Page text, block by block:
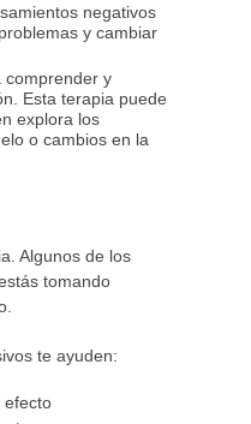
negativos
y cambiar
comprender y
Esta terapia puede
explora los
o cambios en la
Algunos de los
tomando
te ayuden:
efecto